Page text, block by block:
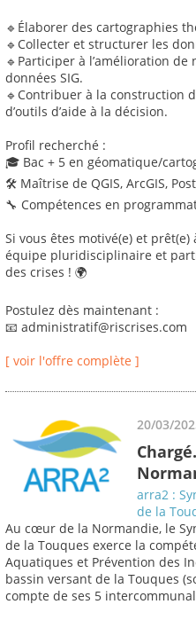
🔹Élaborer des cartographies
🔹Collecter et structurer les
🔹Participer à l’amélioration
données SIG.
🔹Contribuer à la construction
d’outils d’aide à la décision.
Profil recherché :
🎓 Bac + 5 en géomatique/
🛠 Maîtrise de QGIS, ArcGIS,
🔧 Compétences en
Si vous êtes motivé(e) et
équipe pluridisciplinaire et
des crises ! 🌍
Postulez dès maintenant :
📧 administratif@riscrises.com
[ voir l'offre complète ]
20/03/
arra2 :
de la
Au cœur de la Normandie, le
de la Touques exerce la
Aquatiques et Prévention des
bassin versant de la Touques
compte de ses 5